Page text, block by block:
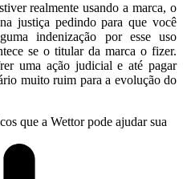
realmente usando a marca, o
justiça pedindo para que você
indenização por esse uso
se o titular da marca o fizer.
uma ação judicial e até pagar
muito ruim para a evolução do
que a Wettor pode ajudar sua